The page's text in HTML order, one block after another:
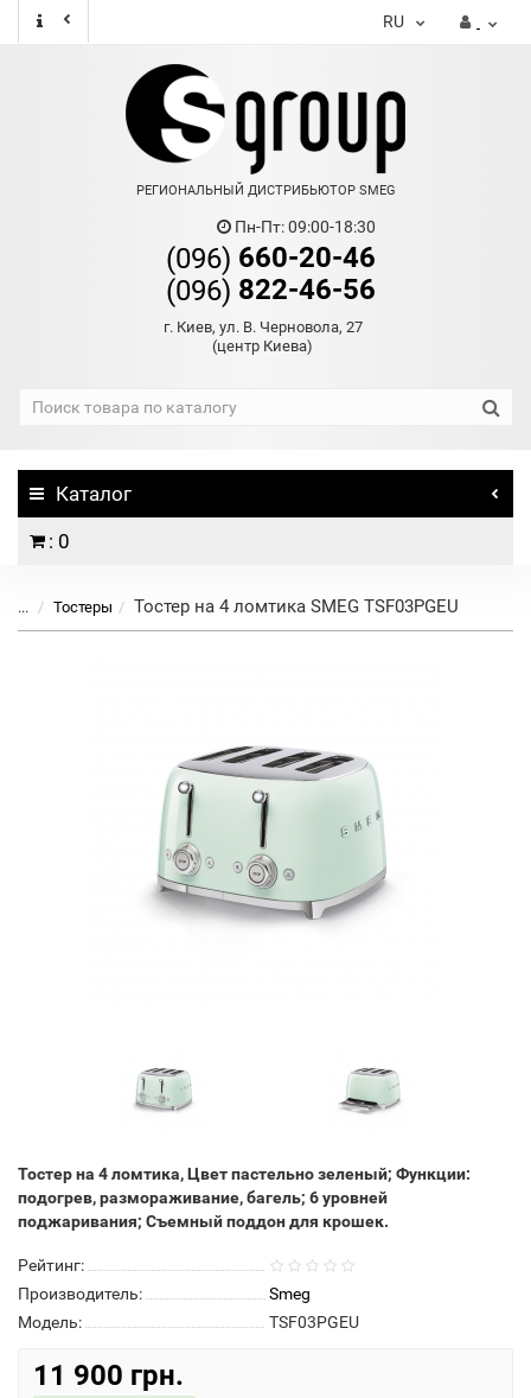
RU
РЕГИОНАЛЬНЫЙ ДИСТРИБЬЮТОР SMEG
Пн-Пт: 09:00-18:30
(096) 660-20-46
(096) 822-46-56
г. Киев, ул. В. Черновола, 27
(центр Киева)
Каталог
: 0
... Тостеры Тостер на 4 ломтика SMEG TSF03PGEU
Тостер на 4 ломтика, Цвет пастельно зеленый; Функции:
подогрев, размораживание, багель; 6 уровней
поджаривания; Съемный поддон для крошек.
Рейтинг:
Производитель:
Smeg
Модель:
TSF03PGEU
11 900 грн.